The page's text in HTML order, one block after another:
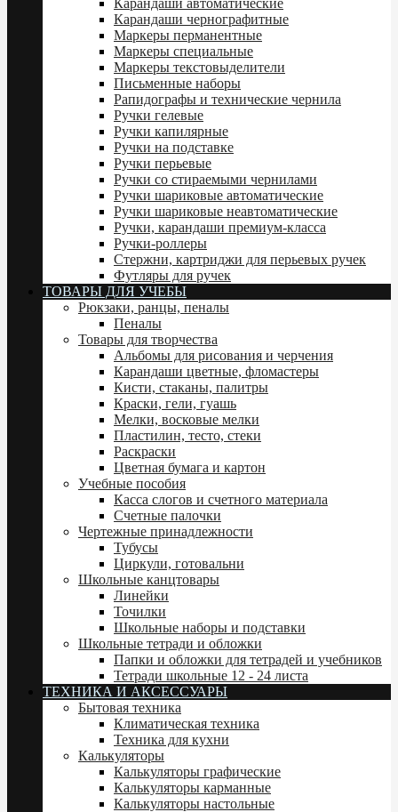
Карандаши чернографитные
Маркеры перманентные
Маркеры специальные
Маркеры текстовыделители
Письменные наборы
Рапидографы и технические чернила
Ручки гелевые
Ручки капилярные
Ручки на подставке
Ручки перьевые
Ручки со стираемыми чернилами
Ручки шариковые автоматические
Ручки шариковые неавтоматические
Ручки, карандаши премиум-класса
Ручки-роллеры
Стержни, картриджи для перьевых ручек
Футляры для ручек
ТОВАРЫ ДЛЯ УЧЕБЫ
Рюкзаки, ранцы, пеналы
Пеналы
Товары для творчества
Альбомы для рисования и черчения
Карандаши цветные, фломастеры
Кисти, стаканы, палитры
Краски, гели, гуашь
Мелки, восковые мелки
Пластилин, тесто, стеки
Раскраски
Цветная бумага и картон
Учебные пособия
Касса слогов и счетного материала
Счетные палочки
Чертежные принадлежности
Тубусы
Циркули, готовальни
Школьные канцтовары
Линейки
Точилки
Школьные наборы и подставки
Школьные тетради и обложки
Папки и обложки для тетрадей и учебников
Тетради школьные 12 - 24 листа
ТЕХНИКА И АКСЕССУАРЫ
Бытовая техника
Климатическая техника
Техника для кухни
Калькуляторы
Калькуляторы графические
Калькуляторы карманные
Калькуляторы настольные